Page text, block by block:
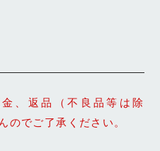
、返品（不良品等は除
のでご了承ください。